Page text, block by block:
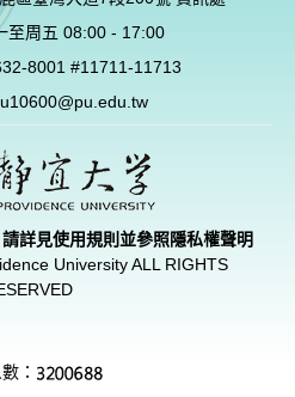
：
至周五 08:00 - 17:00
8001 #11711-11713
詳見使用規則並參照隱私權聲明
University ALL RIGHTS